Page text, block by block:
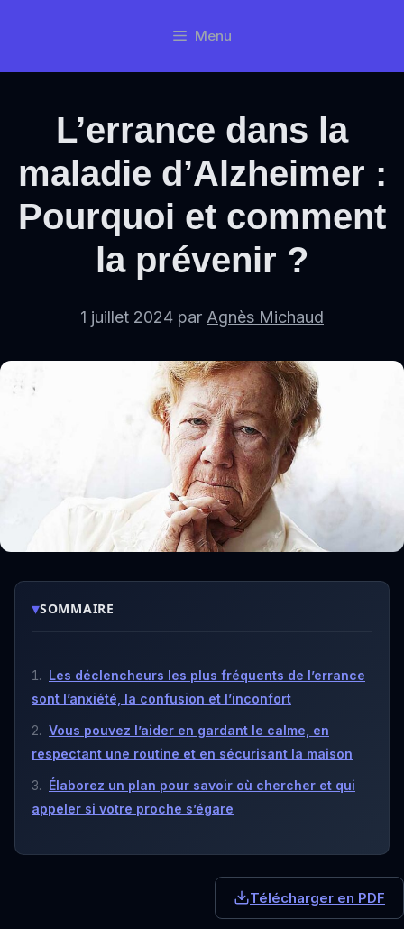
Menu
L’errance dans la
maladie d’Alzheimer :
Pourquoi et comment
la prévenir ?
1 juillet 2024 par Agnès Michaud
▾SOMMAIRE
Les déclencheurs les plus fréquents de l’errance
sont l’anxiété, la confusion et l’inconfort
Vous pouvez l’aider en gardant le calme, en
respectant une routine et en sécurisant la maison
Élaborez un plan pour savoir où chercher et qui
appeler si votre proche s’égare
Télécharger en PDF